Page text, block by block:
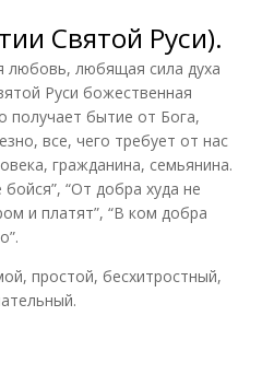
Святой Руси).
любящая сила духа
Руси божественная
получает бытие от Бога,
все, чего требует от нас
гражданина, семьянина.
“От добра худа не
и платят”, “В ком добра
простой, бесхитростный,